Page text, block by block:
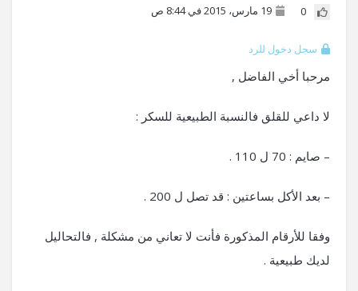
0 19 مارس، 2015 في 8:44 ص
سجل دخول للرد
مرحبا أخي الفاضل ,
لا داعي للقلق فالنسبة الطبيعية للسكر :
– صايم : 70 ل 110 .
– بعد الأكل بساعتين : قد تصل ل 200 .
وفقا للأرقام المذكورة فأنت لا تعاني من مشكلة , فالتحاليل
لديك طبيعية .